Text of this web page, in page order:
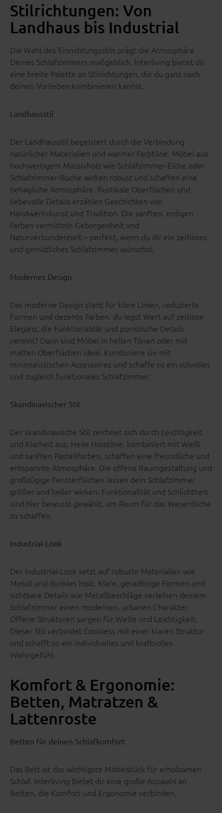
Stilrichtungen: Von
Landhaus bis Industrial
Die Wahl des Einrichtungsstils prägt die Atmosphäre
Deines Schlafzimmers maßgeblich. Interliving bietet dir
eine breite Palette an Stilrichtungen, die du ganz nach
deinen Vorlieben kombinieren kannst.
Landhausstil
Der Landhausstil begeistert durch die Verbindung
natürlicher Materialien und warmer Farbtöne. Möbel aus
hochwertigem Massivholz wie Schlafzimmer-Eiche oder
Schlafzimmer-Buche wirken robust und schaffen eine
behagliche Atmosphäre. Rustikale Oberflächen und
liebevolle Details erzählen Geschichten von
Handwerkskunst und Tradition. Die sanften, erdigen
Farben vermitteln Geborgenheit und
Naturverbundenheit – perfekt, wenn du dir ein zeitloses
und gemütliches Schlafzimmer wünschst.
Modernes Design
Das moderne Design steht für klare Linien, reduzierte
Formen und dezente Farben. du legst Wert auf zeitlose
Eleganz, die Funktionalität und puristische Details
vereint? Dann sind Möbel in hellen Tönen oder mit
matten Oberflächen ideal. Kombiniere sie mit
minimalistischen Accessoires und schaffe so ein stilvolles
und zugleich funktionales Schlafzimmer.
Skandinavischer Stil
Der skandinavische Stil zeichnet sich durch Leichtigkeit
und Klarheit aus. Helle Holztöne, kombiniert mit Weiß
und sanften Pastellfarben, schaffen eine freundliche und
entspannte Atmosphäre. Die offene Raumgestaltung und
großzügige Fensterflächen lassen dein Schlafzimmer
größer und heller wirken. Funktionalität und Schlichtheit
sind hier bewusst gewählt, um Raum für das Wesentliche
zu schaffen.
Industrial-Look
Der Industrial-Look setzt auf robuste Materialien wie
Metall und dunkles Holz. Klare, geradlinige Formen und
sichtbare Details wie Metallbeschläge verleihen deinem
Schlafzimmer einen modernen, urbanen Charakter.
Offene Strukturen sorgen für Weite und Leichtigkeit.
Dieser Stil verbindet Coolness mit einer klaren Struktur
und schafft so ein individuelles und kraftvolles
Wohngefühl.
Komfort & Ergonomie:
Betten, Matratzen &
Lattenroste
Betten für deinen Schlafkomfort
Das Bett ist das wichtigste Möbelstück für erholsamen
Schlaf. Interliving bietet dir eine große Auswahl an
Betten, die Komfort und Ergonomie verbinden.